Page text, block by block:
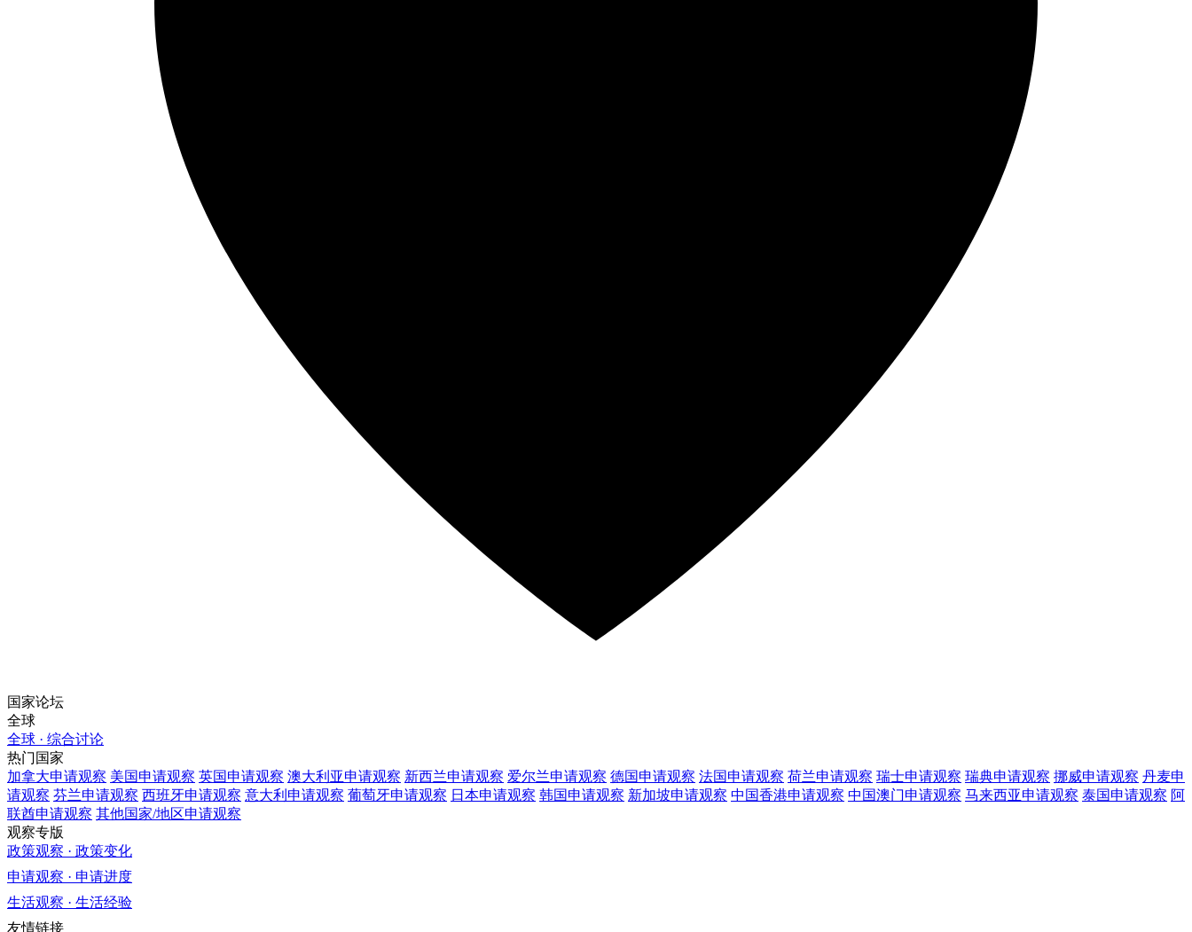
国家论坛
全球
全球 · 综合讨论
热门国家
加拿大申请观察 美国申请观察 英国申请观察 澳大利亚申请观察 新西兰申请观察 爱尔兰申请观察 德国申请观察 法国申请观察 荷兰申请观察 瑞士申请观察 瑞典申请观察 挪威申请观察 丹麦申
请观察 芬兰申请观察 西班牙申请观察 意大利 申请观察 葡萄牙申请观察 日本申请观察 韩国申请观察 新加坡申请观察 中国香港申请观察 中国澳门申请观察 马来西亚申请观察 泰国申请观察 阿
联酋申请观察 其他国家/地区申请观察
观察专版
政策观察 · 政策变化
申请观察 · 申请进度
生活观察 · 生活经验
友情链接